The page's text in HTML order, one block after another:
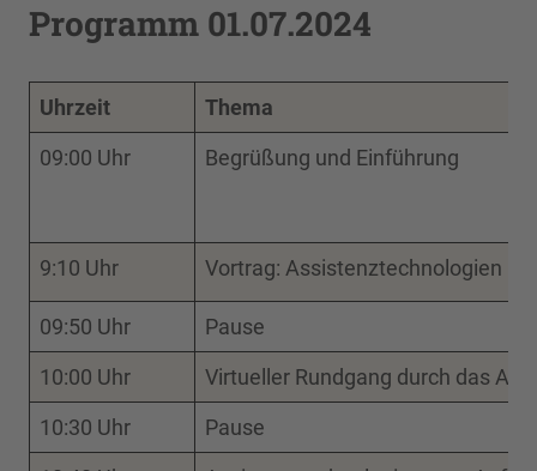
Programm 01.07.2024
Uhrzeit
Thema
09:00 Uhr
Begrüßung und Einführung
9:10 Uhr Vortrag: Assistenztechnologien in
09:50 Uhr
Pause
10:00 Uhr
Virtueller Rundgang durch das
10:30 Uhr
Pause